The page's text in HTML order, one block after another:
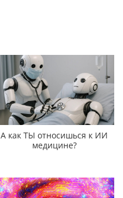
А как ТЫ относишься к ИИ
медицине?